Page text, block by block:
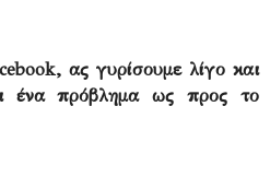
ας γυρίσουμε λίγο και
ένα πρόβλημα ως προς το